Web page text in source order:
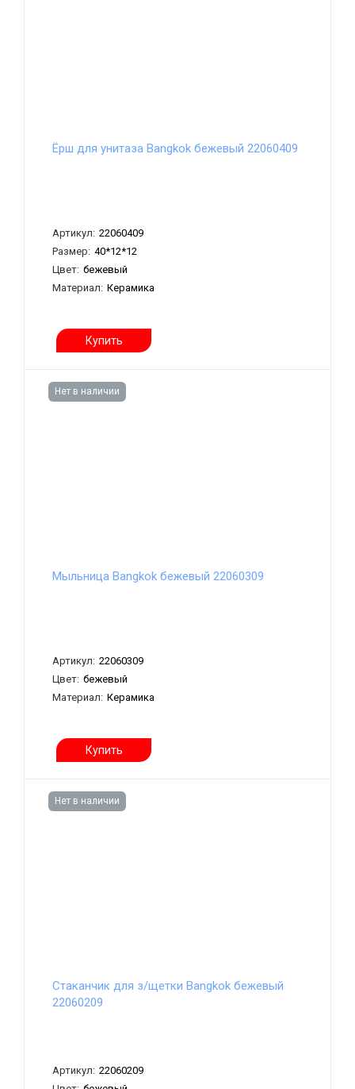
Ёрш для унитаза Bangkok бежевый 22060409
Артикул: 22060409
Размер: 40*12*12
Цвет: бежевый
Материал: Керамика
Купить
Нет в наличии
Мыльница Bangkok бежевый 22060309
Артикул: 22060309
Цвет: бежевый
Материал: Керамика
Купить
Нет в наличии
Стаканчик для з/щетки Bangkok бежевый
22060209
Артикул: 22060209